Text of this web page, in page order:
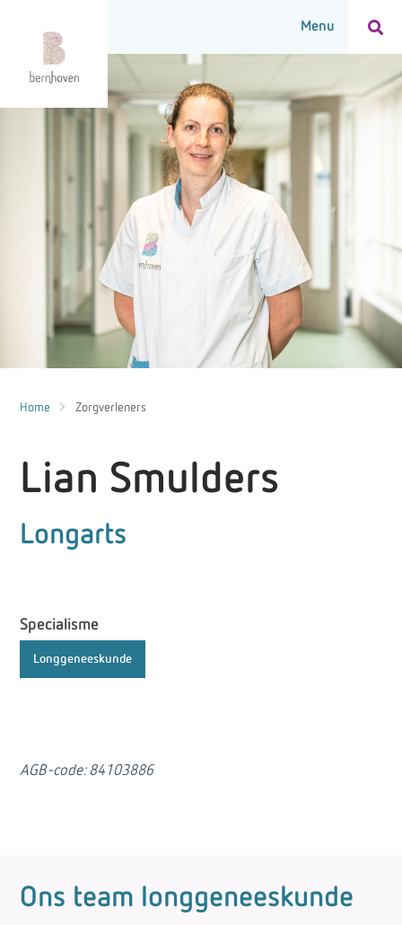
Home Zorgverleners
Lian Smulders
Longarts
Specialisme
Longgeneeskunde
AGB-code: 84103886
Ons team longgeneeskunde